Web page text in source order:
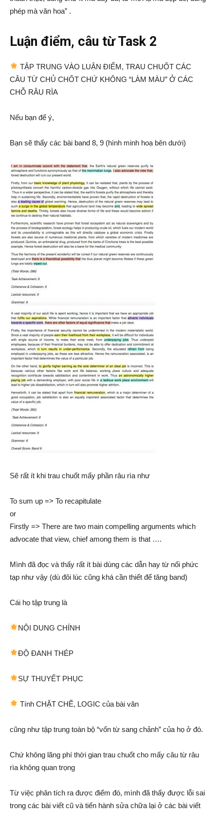
phép mà văn hoa” .
Luận điểm, câu từ Task 2
TẬP TRUNG VÀO LUẬN ĐIỂM, TRAU CHUỐT CÁC
CÂU TỪ CHỦ CHỐT CHỨ KHÔNG “LÀM MÀU” Ở CÁC
CHỖ RÂU RÌA
Nếu bạn để ý,
Bạn sẽ thấy các bài band 8, 9 (hình minh hoạ bên dưới)
Sẽ rất ít khi trau chuốt mấy phần râu rìa như
To sum up => To recapitulate
or
Firstly => There are two main compelling arguments which
advocate that view, chief among them is that ….
Mình đã đọc và thấy rất ít bài dùng các dẫn hay từ nối phức
tạp như vậy (dù đôi lúc cũng khá cần thiết để tăng band)
Cái họ tập trung là
NỘI DUNG CHÍNH
ĐỘ ĐANH THÉP
SỰ THUYẾT PHỤC
Tính CHẶT CHẼ, LOGIC của bài văn
cũng như tập trung toàn bộ “vốn từ sang chảnh” của họ ở đó.
Chứ không lãng phí thời gian trau chuốt cho mấy câu từ râu
rìa không quan trọng
Từ việc phân tích ra được điểm đó, mình đã thấy được lỗi sai
trong các bài viết cũ và tiến hành sửa chữa lại ở các bài viết